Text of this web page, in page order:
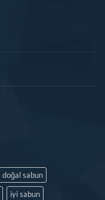
doğal sabun
iyi sabun